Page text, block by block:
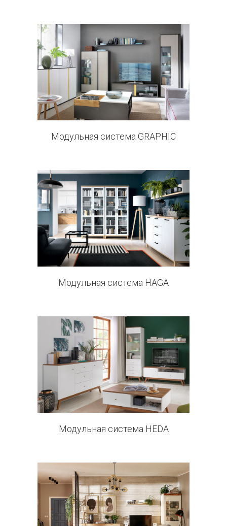
0 products
Модульная система GRAPHIC
10 products
Модульная система HAGA
8 products
Модульная система HEDA
11 products